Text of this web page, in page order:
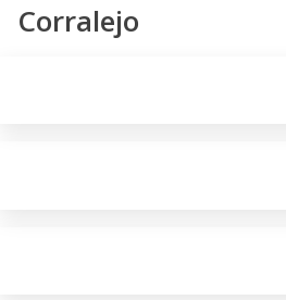
Corralejo